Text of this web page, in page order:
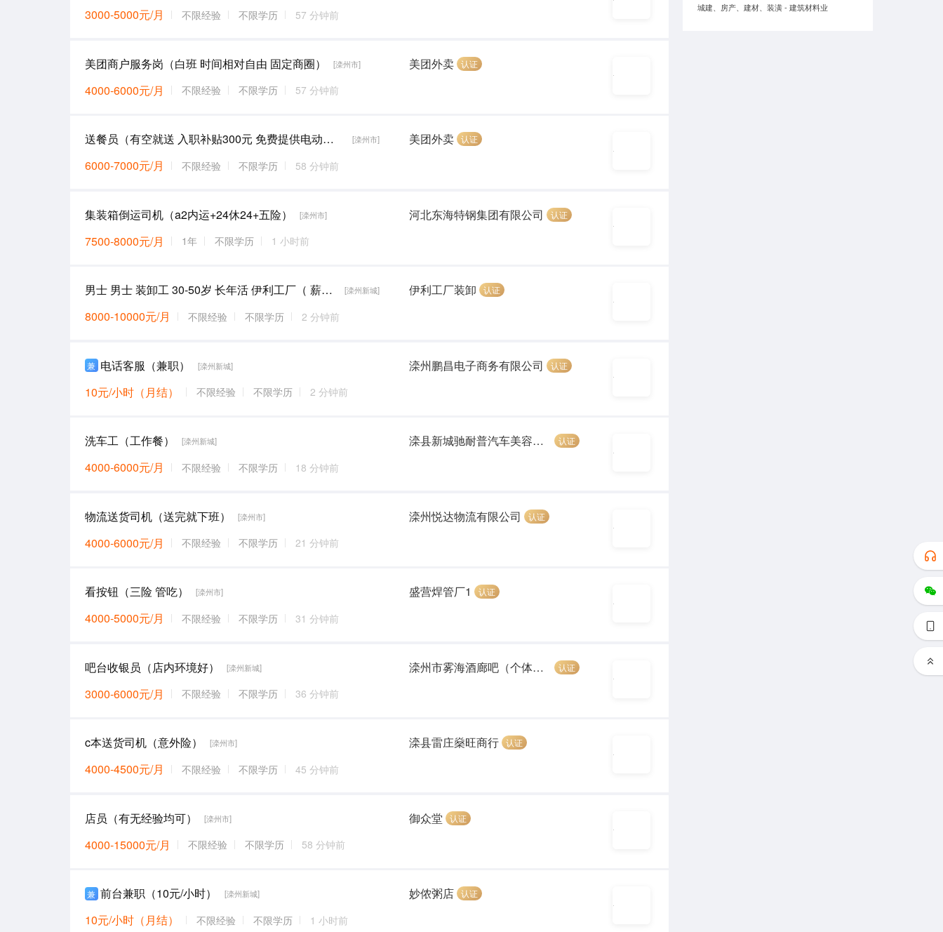
3000-5000元/月 不限经验 不限学历 57 分钟前
美团商户服务岗（白班 时间相对自由 固定商圈） [滦州市]
4000-6000元/月 不限经验 不限学历 57 分钟前
美团外卖 认证
送餐员（有空就送 入职补贴300元 免费提供电动车） [滦州市]
6000-7000元/月 不限经验 不限学历 58 分钟前
美团外卖 认证
集装箱倒运司机（a2内运+24休24+五险） [滦州市]
7500-8000元/月 1年 不限学历 1 小时前
河北东海特钢集团有限公司 认证
男士 男士 装卸工 30-50岁 长年活 伊利工厂（ 薪资8000加） [滦州新城]
8000-10000元/月 不限经验 不限学历 2 分钟前
伊利工厂装卸 认证
兼 电话客服（兼职） [滦州新城]
10元/小时（月结） 不限经验 不限学历 2 分钟前
滦州鹏昌电子商务有限公司 认证
洗车工（工作餐） [滦州新城]
4000-6000元/月 不限经验 不限学历 18 分钟前
滦县新城驰耐普汽车美容养护连锁店 认证
物流送货司机（送完就下班） [滦州市]
4000-6000元/月 不限经验 不限学历 21 分钟前
滦州悦达物流有限公司 认证
看按钮（三险 管吃） [滦州市]
4000-5000元/月 不限经验 不限学历 31 分钟前
盛营焊管厂1 认证
吧台收银员（店内环境好） [滦州新城]
3000-6000元/月 不限经验 不限学历 36 分钟前
滦州市雾海酒廊吧（个体工商户） 认证
c本送货司机（意外险） [滦州市]
4000-4500元/月 不限经验 不限学历 45 分钟前
滦县雷庄燊旺商行 认证
店员（有无经验均可） [滦州市]
4000-15000元/月 不限经验 不限学历 58 分钟前
御众堂 认证
兼 前台兼职（10元/小时） [滦州新城]
10元/小时（月结） 不限经验 不限学历 1 小时前
妙侬粥店 认证
城建、房产、建材、装潢 - 建筑材料业